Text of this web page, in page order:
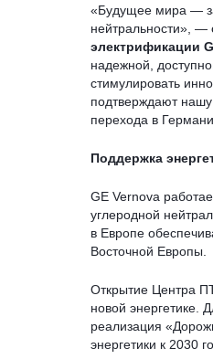
«Будущее мира —
нейтральности», —
электрификации
надежной,
стимулировать
подтверждают нашу
перехода в
Поддержка
GE Vernova
углеродной
в Европе
Восточной Европы.
Открытие Центра
новой энергетике.
реализация
энергетики к 2030